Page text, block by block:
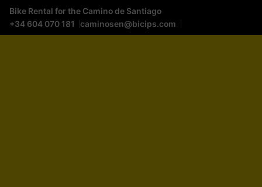
Bike Rental for the Camino de Santiago
+34 604 070 181
caminosen@bicips.com